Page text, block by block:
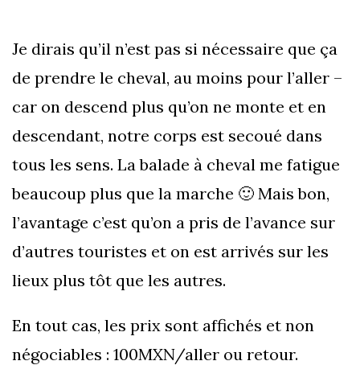
Je dirais qu’il n’est pas si nécessaire que ça
de prendre le cheval, au moins pour l’aller –
car on descend plus qu’on ne monte et en
descendant, notre corps est secoué dans
tous les sens. La balade à cheval me fatigue
beaucoup plus que la marche 🙂 Mais bon,
l’avantage c’est qu’on a pris de l’avance sur
d’autres touristes et on est arrivés sur les
lieux plus tôt que les autres.
En tout cas, les prix sont affichés et non
négociables : 100MXN/aller ou retour.